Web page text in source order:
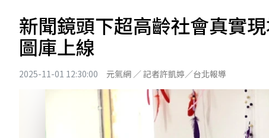
新聞鏡頭下超高齡社會真實
圖庫上線
2025-11-01 12:30:00 元氣網 ／ 記者許凱婷／台北報導